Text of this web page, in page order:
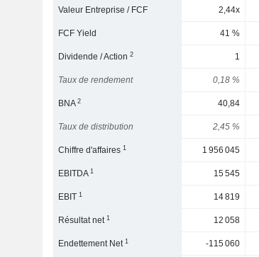
Valeur Entreprise / FCF 2,44x
FCF Yield 41 %
Dividende / Action2 1
Taux de rendement 0,18 %
BNA2 40,84
Taux de distribution 2,45 %
Chiffre d'affaires1 1 956 045
EBITDA1 15 545
EBIT1 14 819
Résultat net1 12 058
Endettement Net1 -115 060